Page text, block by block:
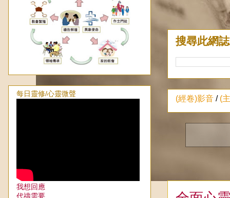
搜尋此網誌
(經卷)影音 / (
每日靈修/心靈微聲
我想回應
代禱需要